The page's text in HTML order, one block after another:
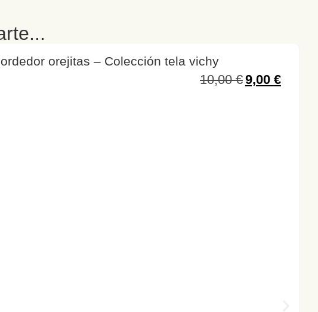
orejitas – Colección tela vichy
10,00€9,00 €